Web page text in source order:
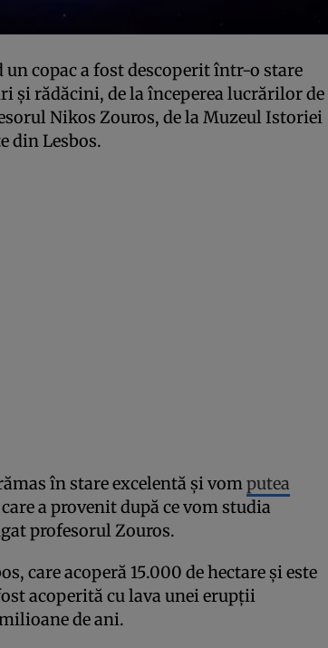
un copac a fost descoperit într-o stare
și rădăcini, de la începerea lucrărilor de
Nikos Zouros, de la Muzeul Istoriei
din Lesbos.
în stare excelentă și vomputea
a provenit după ce vom studia
profesorul Zouros.
care acoperă 15.000 de hectare și este
acoperită cu lava unei erupții
de ani.